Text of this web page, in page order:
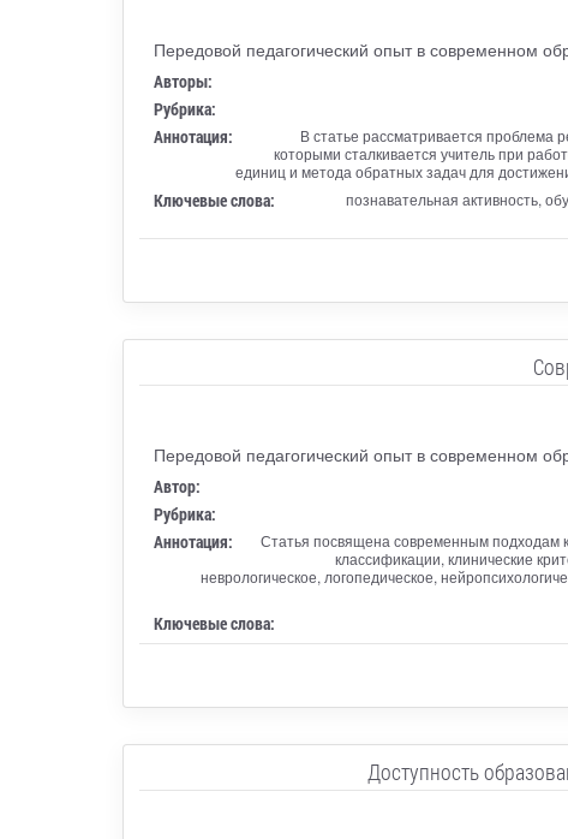
Передовой педагогический опыт в современном
Авторы:
Рубрика:
Аннотация:
В статье рассматривается проблема
которыми сталкивается учитель при
единиц и метода обратных задач для
Ключевые слова:
познавательная активность,
Передовой педагогический опыт в современном
Автор:
Рубрика:
Аннотация:
Статья посвящена современным подходам
классификации, клинические
неврологическое, логопедическое,
Ключевые слова:
Доступность